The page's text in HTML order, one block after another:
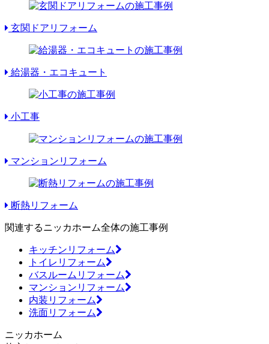
玄関ドアリフォーム
給湯器・エコキュート
小工事
マンションリフォーム
断熱リフォーム
関連するニッカホーム全体の施工事例
キッチンリフォーム
トイレリフォーム
バスルームリフォーム
マンションリフォーム
内装リフォーム
洗面リフォーム
ニッカホーム